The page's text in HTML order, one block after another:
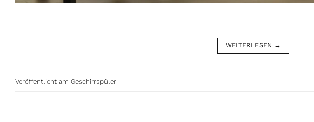
WEITERLESEN →
Veröffentlicht am Geschirrspüler